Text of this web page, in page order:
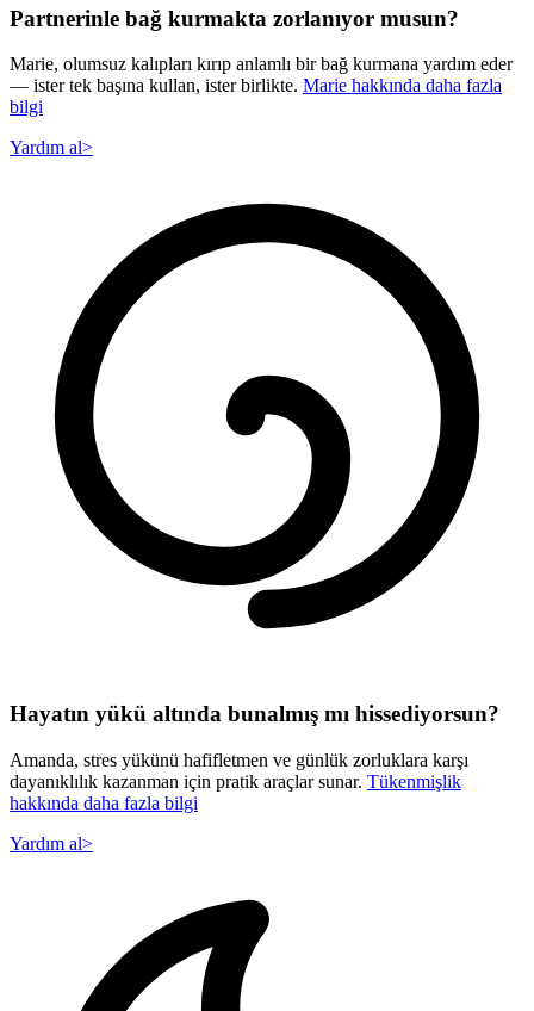
Partnerinle bağ kurmakta zorlanıyor musun?
Marie, olumsuz kalıpları kırıp anlamlı bir bağ kurmana yardım eder
— ister tek başına kullan, ister birlikte. Marie hakkında daha fazla
bilgi
Yardım al>
Hayatın yükü altında bunalmış mı hissediyorsun?
Amanda, stres yükünü hafifletmen ve günlük zorluklara karşı
dayanıklılık kazanman için pratik araçlar sunar. Tükenmişlik
hakkında daha fazla bilgi
Yardım al>